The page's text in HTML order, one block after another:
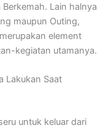
Lain halnya
maupun Outing,
element
kegiatan utamanya.
Lakukan Saat
untuk keluar dari